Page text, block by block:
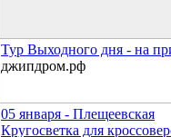
Тур Выходного дня - на
джипдром.рф
05 января - Плещеевская
Кругосветка для